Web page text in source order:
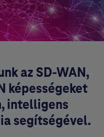
az SD-WAN,
képességeket
intelligens
segítségével.